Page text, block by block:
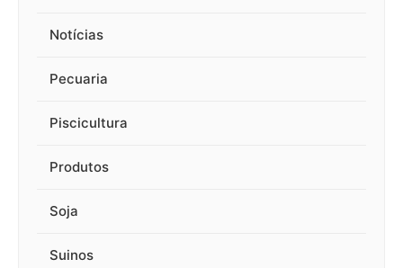
Notícias
Pecuaria
Piscicultura
Produtos
Soja
Suinos